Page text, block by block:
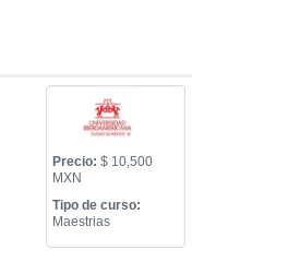
Precio: $ 10,500
MXN
Tipo de curso:
Maestrias